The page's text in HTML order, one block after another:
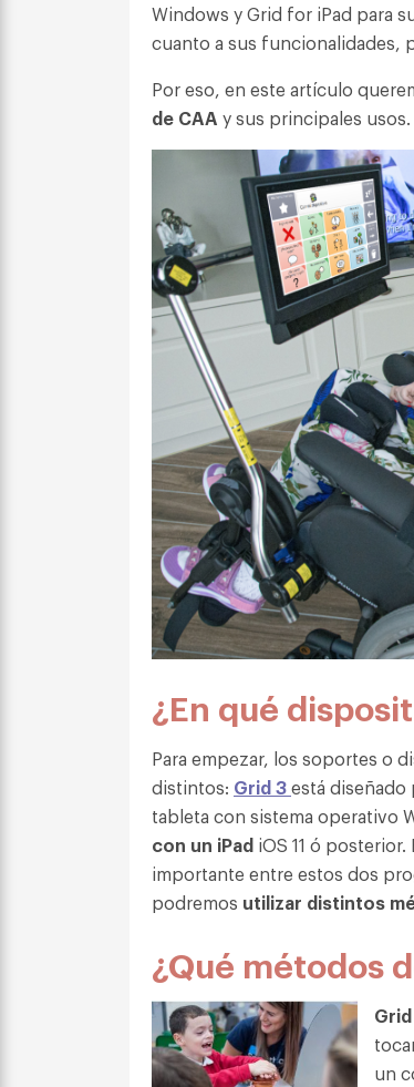
Windows y Grid for iPad para
cuanto a sus funcionalidades,
Por eso, en este artículo
de CAA y sus principales usos.
¿En qué
Para empezar, los soportes o
distintos: Grid 3está diseñado
tableta con sistema operativo
con un iPad iOS 11 ó posterior.
importante entre estos dos
podremos utilizar distintos
¿Qué métodos
un